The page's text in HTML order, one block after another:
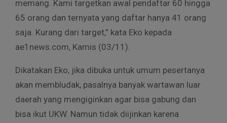
memang. Kami targetkan awal pendaftar 60 hingga
65 orang dan ternyata yang daftar hanya 41 orang
saja. Kurang dari target,” kata Eko kepada
ae1news.com, Kamis (03/11).
Dikatakan Eko, jika dibuka untuk umum pesertanya
akan membludak, pasalnya banyak wartawan luar
daerah yang mengiginkan agar bisa gabung dan
bisa ikut UKW. Namun tidak diijinkan karena